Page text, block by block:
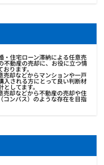
・住宅ローン滞納による任意売
不動産の売却に、お役に立つ情
おります。
売却などからマンションや一戸
入される方にとって良い判断材
してます。
売却などから不動産の売却や住
コンパス）のような存在を目指